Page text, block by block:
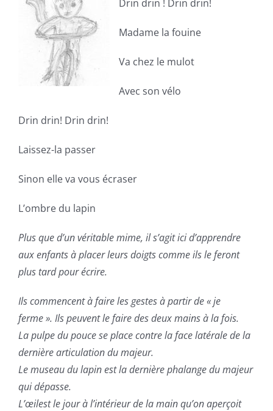
Drin drin ! Drin drin!
Madame la fouine
Va chez le mulot
Avec son vélo
Drin drin! Drin drin!
Laissez-la passer
Sinon elle va vous écraser
L’ombre du lapin
Plus que d’un véritable mime, il s’agit ici d’apprendre
aux enfants à placer leurs doigts comme ils le feront
plus tard pour écrire.
Ils commencent à faire les gestes à partir de « je
ferme ». Ils peuvent le faire des deux mains à la fois.
La pulpe du pouce se place contre la face latérale de la
dernière articulation du majeur.
Le museau du lapin est la dernière phalange du majeur
qui dépasse.
L’œilest le jour à l’intérieur de la main qu’on aperçoit